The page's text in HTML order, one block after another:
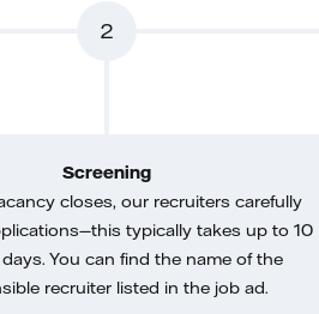
2
Screening
closes, our recruiters carefully
typically takes up to 10
You can find the name of the
recruiter listed in the job ad.